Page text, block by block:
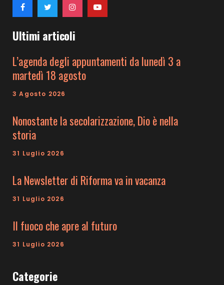
Ultimi articoli
L’agenda degli appuntamenti da lunedì 3 a
martedì 18 agosto
3 Agosto 2026
Nonostante la secolarizzazione, Dio è nella
storia
31 Luglio 2026
La Newsletter di Riforma va in vacanza
31 Luglio 2026
Il fuoco che apre al futuro
31 Luglio 2026
Categorie